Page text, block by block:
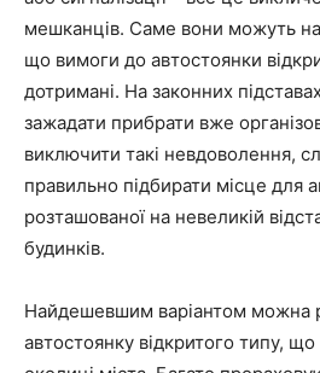
мешканців. Саме вони можуть
що вимоги до автостоянки
дотримані. На законних
зажадати прибрати вже
виключити такі невдоволення,
правильно підбирати місце для
розташованої на невеликій
будинків.
Найдешевшим варіантом можна
автостоянку відкритого типу,